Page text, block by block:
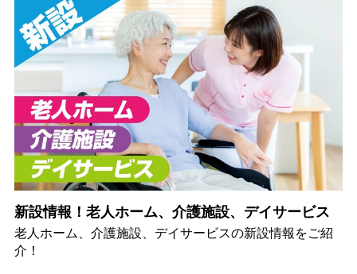
新設情報！老人ホーム、介護施設、デイサービス
老人ホーム、介護施設、デイサービスの新設情報をご紹
介！